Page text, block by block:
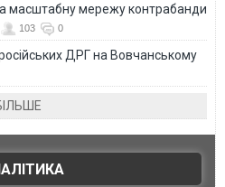
масштабну мережу контрабанди
103 0
ДРГ на Вовчанському